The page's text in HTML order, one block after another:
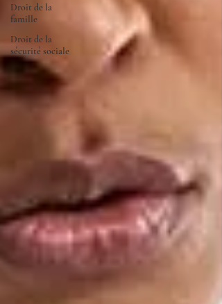
Droit de la
famille
Droit de la
sécurité sociale